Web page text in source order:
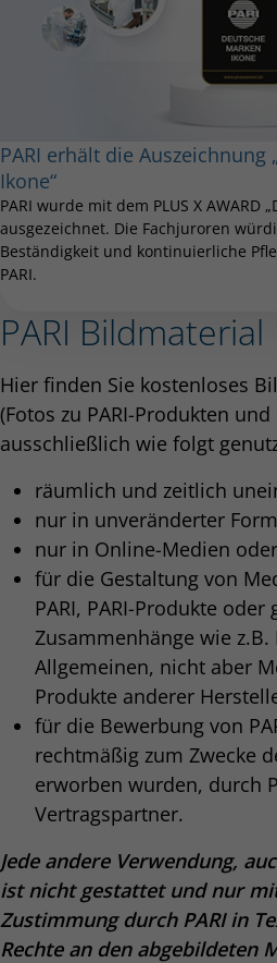
PARI erhält die Auszeichnung
Ikone“
PARI wurde mit dem PLUS X AWARD
ausgezeichnet. Die Fachjuroren
Beständigkeit und kontinuierliche
PARI.
PARI Bildmaterial
Hier finden Sie kostenloses
(Fotos zu PARI-Produkten
ausschließlich wie folgt
räumlich und zeitlich
nur in unveränderter
nur in Online-Medien
für die Gestaltung von
PARI, PARI-Produkte
Zusammenhänge wie
Allgemeinen, nicht aber
Produkte anderer
für die Bewerbung von
rechtmäßig zum Zwecke
erworben wurden, durch
Vertragspartner.
Jede andere Verwendung,
ist nicht gestattet und nur
Zustimmung durch PARI in
Rechte an den abgebildeten